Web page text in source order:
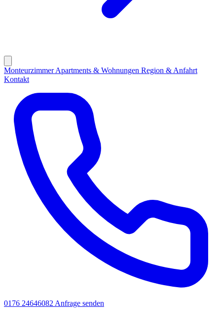
MonteurzimmerApartments & Wohnungen Region & Anfahrt
Kontakt
0176 24646082 Anfrage senden